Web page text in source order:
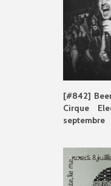
[#842]
Cirque
septembre